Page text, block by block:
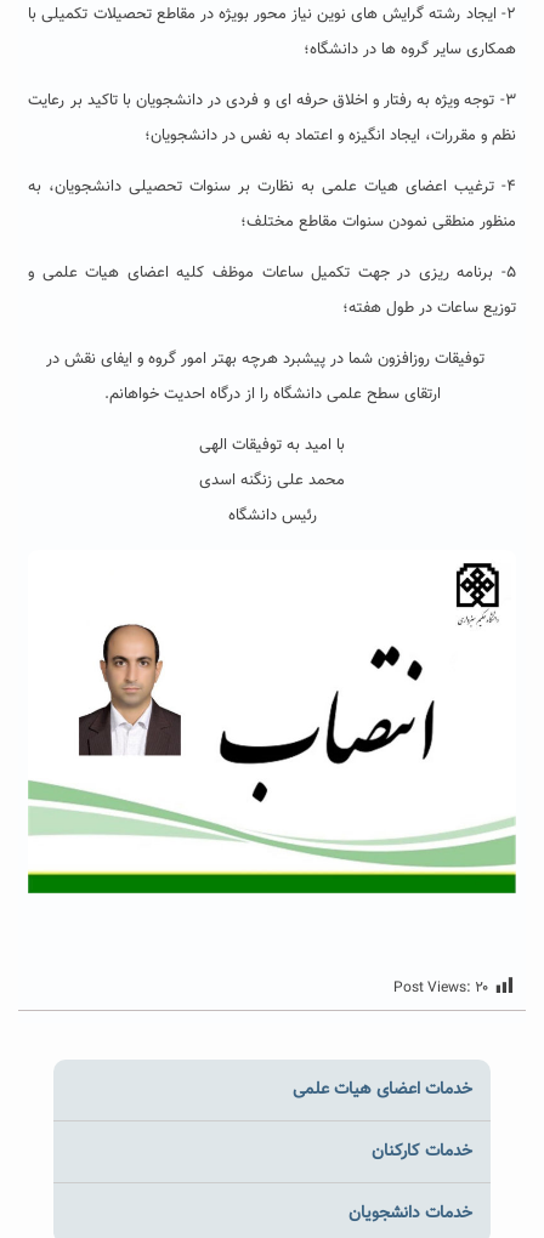
۲- ایجاد رشته گرایش های نوین نیاز محور بویژه در مقاطع تحصیلات تکمیلی با
همکاری سایر گروه ها در دانشگاه؛
۳- توجه ویژه به رفتار و اخلاق حرفه ای و فردی در دانشجویان با تاکید بر رعایت
نظم و مقررات، ایجاد انگیزه و اعتماد به نفس در دانشجویان؛
۴- ترغیب اعضای هیات علمی به نظارت بر سنوات تحصیلی دانشجویان، به
منظور منطقی نمودن سنوات مقاطع مختلف؛
۵- برنامه ریزی در جهت تکمیل ساعات موظف کلیه اعضای هیات علمی و
توزیع ساعات در طول هفته؛
توفیقات روزافزون شما در پیشبرد هرچه بهتر امور گروه و ایفای نقش در
ارتقای سطح علمی دانشگاه را از درگاه احدیت خواهانم.
با امید به توفیقات الهی
محمد علی زنگنه اسدی
رئیس دانشگاه
Post Views: ۲۰
خدمات اعضای هیات علمی
خدمات کارکنان
خدمات دانشجویان